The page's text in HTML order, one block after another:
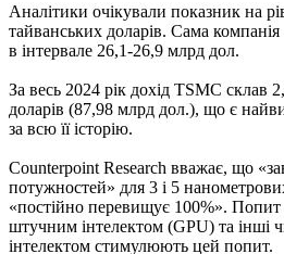
Аналітики очікували показник на
тайванських доларів. Сама
в інтервале 26,1-26,9 млрд дол.
За весь 2024 рік дохід TSMC склав
доларів (87,98 млрд дол.), що є
за всю її історію.
Counterpoint Research вважає, що
потужностей» для 3 і 5
«постійно перевищує 100%». Попит
штучним інтелектом (GPU) та інші
інтелектом стимулюють цей попит.